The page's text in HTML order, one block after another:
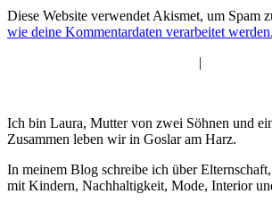
Diese Website verwendet Akismet, um Spam
wie deine Kommentardaten verarbeitet werden.
|
Ich bin Laura, Mutter von zwei Söhnen und
Zusammen leben wir in Goslar am Harz.
In meinem Blog schreibe ich über
mit Kindern, Nachhaltigkeit, Mode, Interior